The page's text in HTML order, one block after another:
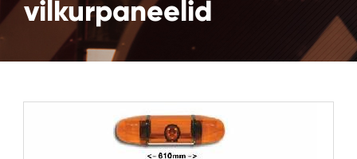
vilkurpaneelid